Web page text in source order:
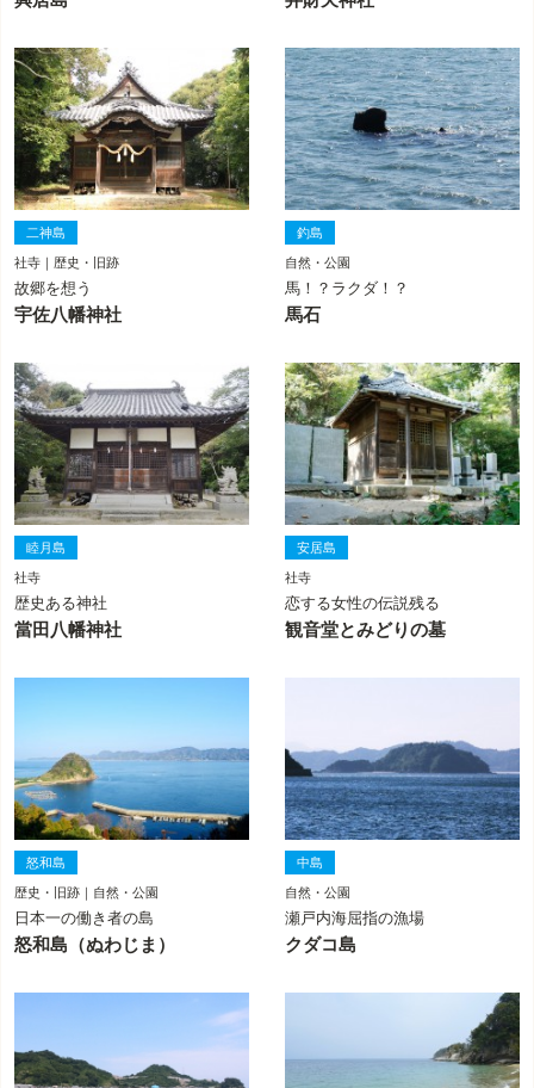
二神島
社寺｜歴史・旧跡
故郷を想う
宇佐八幡神社
釣島
自然・公園
馬！？ラクダ！？
馬石
睦月島
社寺
歴史ある神社
當田八幡神社
安居島
社寺
恋する女性の伝説残る
観音堂とみどりの墓
怒和島
歴史・旧跡｜自然・公園
日本一の働き者の島
怒和島（ぬわじま）
中島
自然・公園
瀬戸内海屈指の漁場
クダコ島